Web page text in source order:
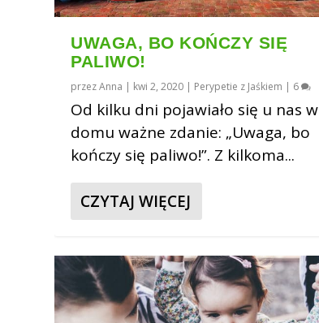
UWAGA, BO KOŃCZY SIĘ
PALIWO!
przezAnna | kwi 2, 2020 | Perypetie z Jaśkiem | 6
Od kilku dni pojawiało się u nas w
domu ważne zdanie: „Uwaga, bo
kończy się paliwo!”. Z kilkoma...
CZYTAJ WIĘCEJ